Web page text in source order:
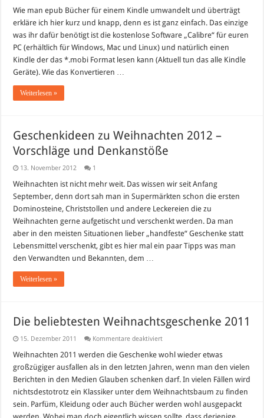
Wie man epub Bücher für einem Kindle umwandelt und überträgt
erkläre ich hier kurz und knapp, denn es ist ganz einfach. Das einzige
was ihr dafür benötigt ist die kostenlose Software „Calibre“ für euren
PC (erhältlich für Windows, Mac und Linux) und natürlich einen
Kindle der das *.mobi Format lesen kann (Aktuell tun das alle Kindle
Geräte). Wie das Konvertieren …
Weiterlesen »
Geschenkideen zu Weihnachten 2012 –
Vorschläge und Denkanstöße
13. November 2012 1
Weihnachten ist nicht mehr weit. Das wissen wir seit Anfang
September, denn dort sah man in Supermärkten schon die ersten
Dominosteine, Christstollen und andere Leckereien die zu
Weihnachten gerne aufgetischt und verschenkt werden. Da man
aber in den meisten Situationen lieber „handfeste“ Geschenke statt
Lebensmittel verschenkt, gibt es hier mal ein paar Tipps was man
den Verwandten und Bekannten, dem …
Weiterlesen »
Die beliebtesten Weihnachtsgeschenke 2011
15. Dezember 2011 Kommentare deaktiviertfür
beliebtesten
2011
Weihnachten 2011 werden die Geschenke wohl wieder etwas
großzügiger ausfallen als in den letzten Jahren, wenn man den vielen
Berichten in den Medien Glauben schenken darf. In vielen Fällen wird
nichtsdestotrotz ein Klassiker unter dem Weihnachtsbaum zu finden
sein. Parfüm, Kleidung oder auch Bücher werden wohl ausgepackt